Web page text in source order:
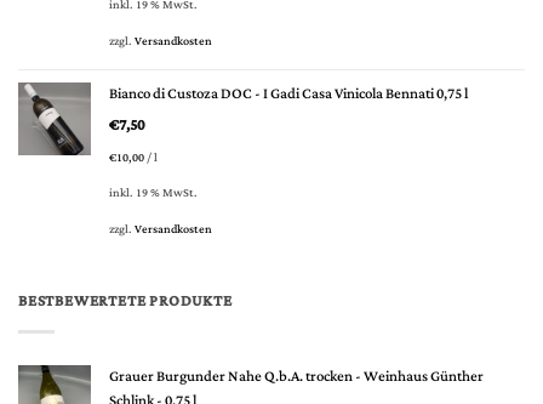
inkl. 19 % MwSt.
zzgl.Versandkosten
Bianco di Custoza DOC - I Gadi Casa Vinicola Bennati 0,75 l
€7,50
€10,00/l
inkl. 19 % MwSt.
zzgl.Versandkosten
BESTBEWERTETE PRODUKTE
Grauer Burgunder Nahe Q.b.A. trocken - Weinhaus Günther